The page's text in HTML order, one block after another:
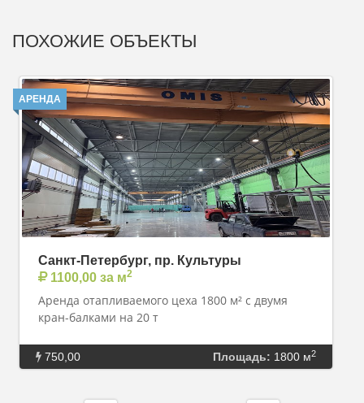
ПОХОЖИЕ ОБЪЕКТЫ
АРЕНДА
Санкт-Петербург, пр. Культуры
1100,00 за м2
Аренда отапливаемого цеха 1800 м² с двумя
кран-балками на 20 т
750,00 Площадь: 1800 м2